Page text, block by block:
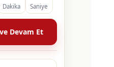
Dakika Saniye
Devam Et